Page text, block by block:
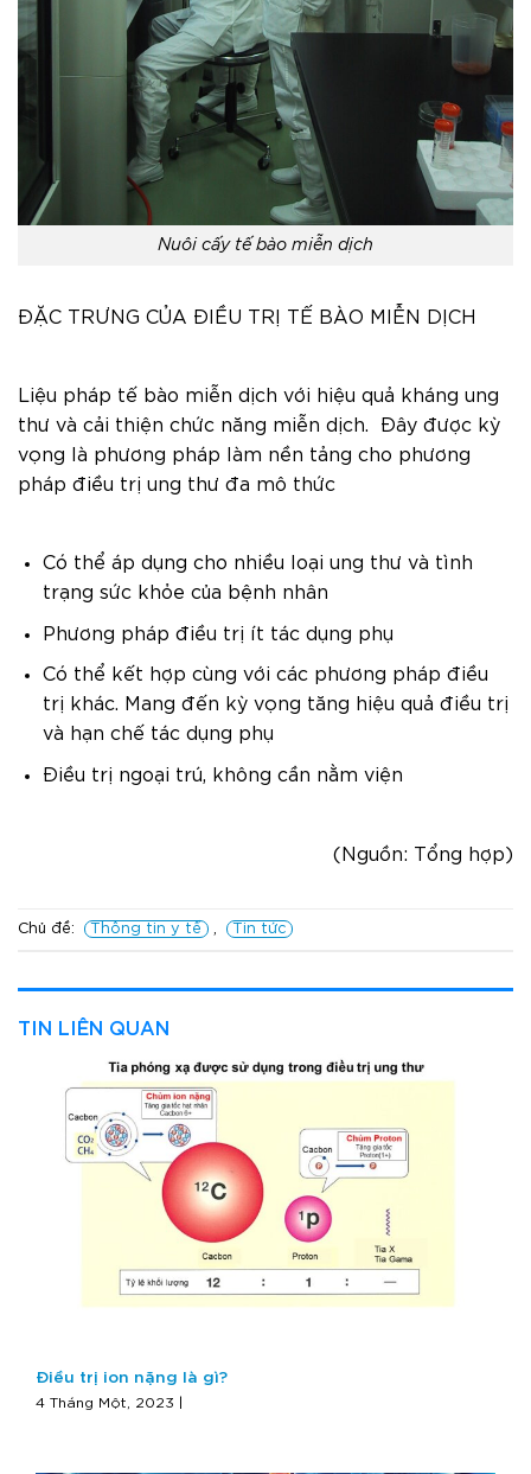
Nuôi cấy tế bào miễn dịch
ĐẶC TRƯNG CỦA ĐIỀU TRỊ TẾ BÀO MIỄN DỊCH
Liệu pháp tế bào miễn dịch với hiệu quả kháng ung
thư và cải thiện chức năng miễn dịch. Đây được kỳ
vọng là phương pháp làm nền tảng cho phương
pháp điều trị ung thư đa mô thức
Có thể áp dụng cho nhiều loại ung thư và tình
trạng sức khỏe của bệnh nhân
Phương pháp điều trị ít tác dụng phụ
Có thể kết hợp cùng với các phương pháp điều
trị khác. Mang đến kỳ vọng tăng hiệu quả điều trị
và hạn chế tác dụng phụ
Điều trị ngoại trú, không cần nằm viện
(Nguồn: Tổng hợp)
Chủ đề: Thông tin y tế Tin tức
TIN LIÊN QUAN
Điều trị ion nặng là gì?
4 Tháng Một, 2023 |